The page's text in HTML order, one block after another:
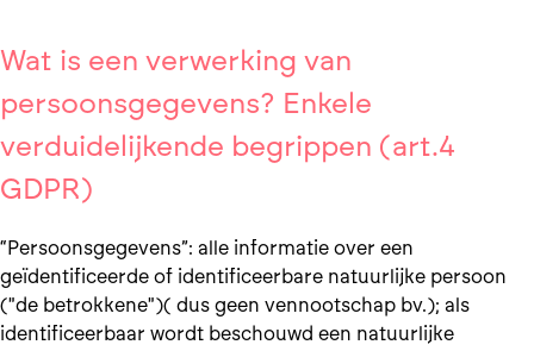
Wat is een verwerking van
persoonsgegevens? Enkele
verduidelijkende begrippen (art.4
GDPR)
“Persoonsgegevens”: alle informatie over een
geïdentificeerde of identificeerbare natuurlijke persoon
("de betrokkene")( dus geen vennootschap bv.); als
identificeerbaar wordt beschouwd een natuurlijke